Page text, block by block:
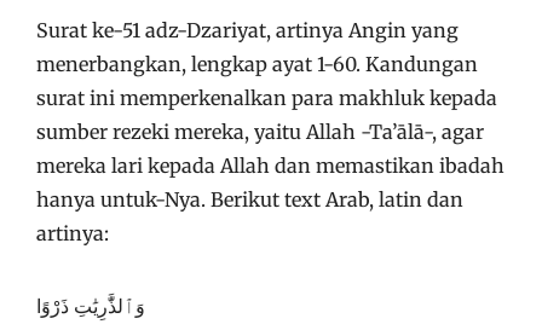
Surat ke-51 adz-Dzariyat, artinya Angin yang
menerbangkan, lengkap ayat 1-60. Kandungan
surat ini memperkenalkan para makhluk kepada
sumber rezeki mereka, yaitu Allah -Ta’ālā-, agar
mereka lari kepada Allah dan memastikan ibadah
hanya untuk-Nya. Berikut text Arab, latin dan
artinya:
وَٱلذَّٰرِيَٰتِ ذَرْوًا